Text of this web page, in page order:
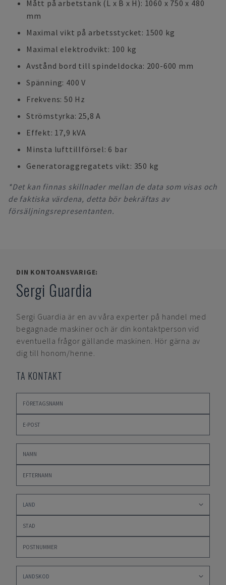
Mått på arbetstank (L x B x H): 1060 x 750 x 480
mm
Maximal vikt på arbetsstycket: 1500 kg
Maximal elektrodvikt: 100 kg
Avstånd bord till spindeldocka: 200-600 mm
Spänning: 400 V
Frekvens: 50 Hz
Strömstyrka: 25,8 A
Effekt: 17,9 kVA
Minsta lufttillförsel: 6 bar
Generatoraggregatets vikt: 350 kg
*Det kan finnas skillnader mellan de data som visas och
de faktiska värdena, detta bör bekräftas av
försäljningsrepresentanten.
DIN KONTOANSVARIGE:
Sergi Guardia
Sergi Guardia är en av våra experter på handel med
begagnade maskiner och är din kontaktperson vid
eventuella frågor gällande maskinen. Hör gärna av
dig till honom/henne.
TA KONTAKT